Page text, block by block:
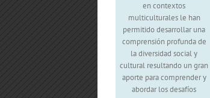
en contextos
multiculturales le han
permitido desarrollar una
comprensión profunda de
la diversidad social y
cultural resultando un gran
aporte para comprender y
abordar los desafíos